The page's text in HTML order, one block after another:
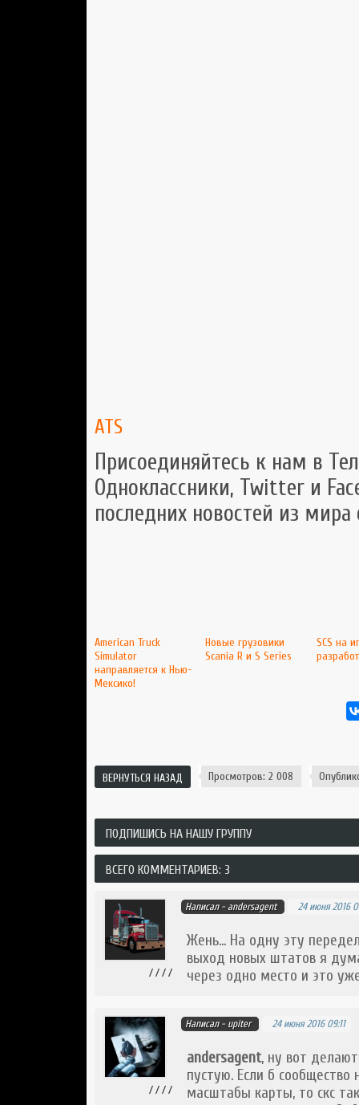
ATS
Присоединяйтесь к нам в
Одноклассники, Twitter и
последних новостей из
American Truck
Simulator
направляется к Нью-
Мексико!
Новые грузовики
Scania R и S Series
SCS на
ВЕРНУТЬСЯ НАЗАД Просмотров: 2 008
ПОДПИШИСЬ НА НАШУ ГРУППУ
ВСЕГО КОММЕНТАРИЕВ: 3
Написал - andersagent 24 июня 2016
Жень... На одну эту
выход новых штатов я
через одно место и это
/ / / /
Написал - upiter 24 июня 2016 09:11
andersagent, ну вот
пустую. Если б
масштабы карты, то скс
/ / / /